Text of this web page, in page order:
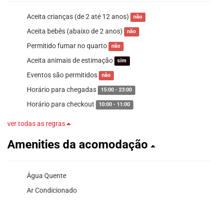
Aceita crianças (de 2 até 12 anos) não
Aceita bebês (abaixo de 2 anos) não
Permitido fumar no quarto não
Aceita animais de estimação sim
Eventos são permitidos não
Horário para chegadas 15:00 - 23:00
Horário para checkout 10:00 - 11:00
ver todas as regras
Amenities da acomodação
Água Quente
Ar Condicionado